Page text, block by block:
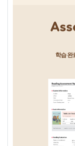
학습 완